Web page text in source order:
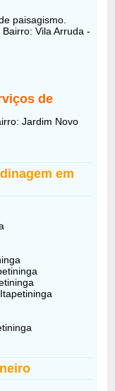
paisagismo.
Vila Arruda -
de
Jardim Novo
em